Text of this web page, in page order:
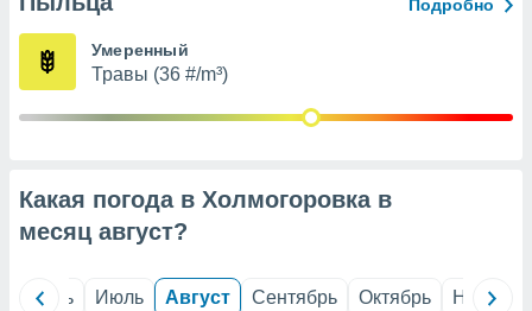
из
Подробно
Умеренный
Травы (36 #/m³)
Какая погода в Холмогоровка в
месяц август?
Июнь Июль Август Сентябрь Октябрь Ноябрь